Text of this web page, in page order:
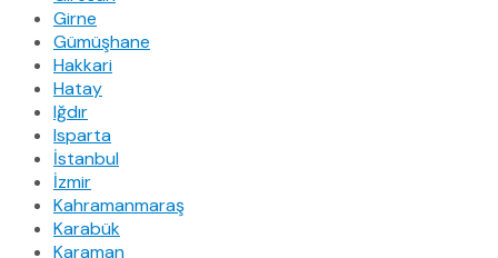
Girne
Gümüşhane
Hakkari
Hatay
Iğdır
Isparta
İstanbul
İzmir
Kahramanmaraş
Karabük
Karaman